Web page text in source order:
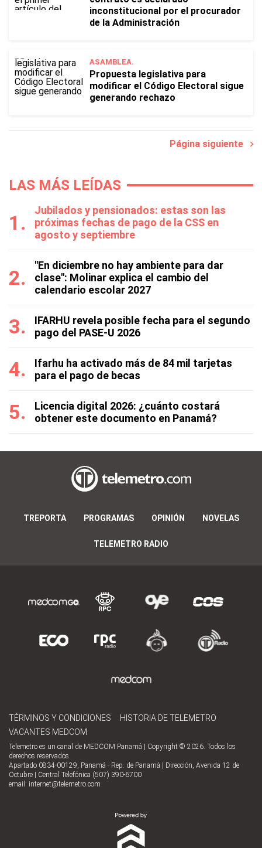
inconstitucional por el procurador
de la Administración
ASAMBLEA.
Propuesta legislativa para
modificar el Código Electoral sigue
generando rechazo
Página siguiente
LAS MÁS LEÍDAS
Jubilados y pensionados: estas son las
próximas fechas de pago de la CSS en
agosto y septiembre
"En diciembre no hay ambiente para dar
clase": Molinar explica el cambio del
calendario escolar 2027
IFARHU revela posible fecha para el segundo
pago del PASE-U 2026
Ifarhu ha activado más de 84 mil tarjetas
para el pago de becas
Licencia digital 2026: ¿cuánto costará
obtener este documento en Panamá?
TREPORTA PROGRAMAS OPINIÓN NOVELAS
TELEMETRO RADIO
TÉRMINOS Y CONDICIONES
HISTORIA DE TELEMETRO
VACANTES MEDCOM
Telemetro es un canal de MEDCOM Panamá | Copyright © 2026. Todos los
derechos reservados.
Apartado 0834-00129, Panamá - Rep. de Panamá | Dirección, Avenida 12 de
Octubre | Central Telefónica (507) 390-6700
email: internet@telemetro.com